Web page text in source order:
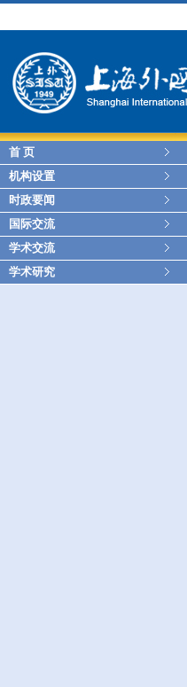
首 页
机构设置
时政要闻
国际交流
学术交流
学术研究